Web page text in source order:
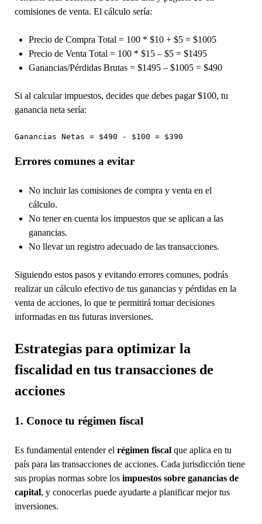
comisiones de venta. El cálculo sería:
Precio de Compra Total = 100 * $10 + $5 = $1005
Precio de Venta Total = 100 * $15 – $5 = $1495
Ganancias/Pérdidas Brutas = $1495 – $1005 = $490
Si al calcular impuestos, decides que debes pagar $100, tu
ganancia neta sería:
Errores comunes a evitar
No incluir las comisiones de compra y venta en el
cálculo.
No tener en cuenta los impuestos que se aplican a las
ganancias.
No llevar un registro adecuado de las transacciones.
Siguiendo estos pasos y evitando errores comunes, podrás
realizar un cálculo efectivo de tus ganancias y pérdidas en la
venta de acciones, lo que te permitirá tomar decisiones
informadas en tus futuras inversiones.
Estrategias para optimizar la
fiscalidad en tus transacciones de
acciones
1. Conoce tu régimen fiscal
Es fundamental entender el régimen fiscalque aplica en tu
país para las transacciones de acciones. Cada jurisdicción tiene
sus propias normas sobre los impuestos sobre ganancias de
capital, y conocerlas puede ayudarte a planificar mejor tus
inversiones.